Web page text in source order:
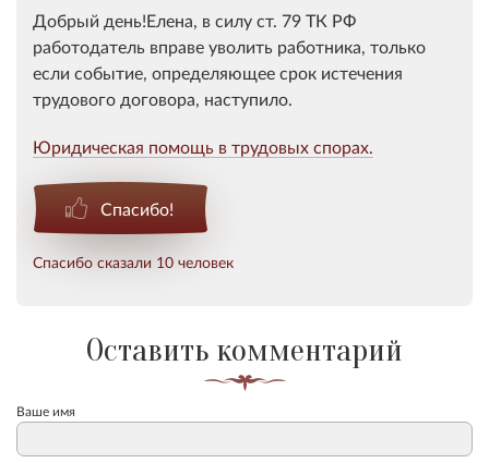
Добрый день!Елена, в силу ст. 79 ТК РФ
работодатель вправе уволить работника, только
если событие, определяющее срок истечения
трудового договора, наступило.
Юридическая помощь в трудовых спорах.
Спасибо!
Спасибо сказали 10 человек
Оставить комментарий
Ваше имя